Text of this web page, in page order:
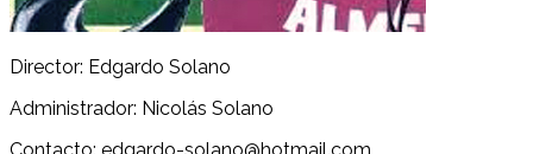
Director: Edgardo Solano
Administrador: Nicolás Solano